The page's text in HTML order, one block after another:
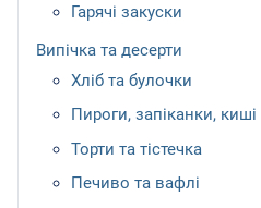
Гарячі закуски
Випічка та десерти
Хліб та булочки
Пироги, запіканки, киші
Торти та тістечка
Печиво та вафлі